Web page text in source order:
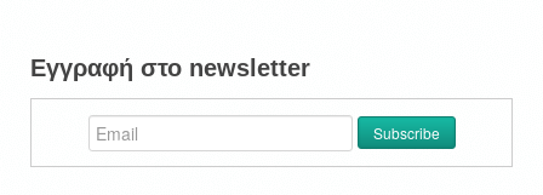
Εγγραφή στο newsletter